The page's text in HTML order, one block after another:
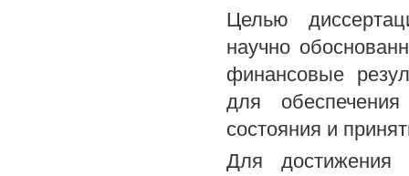
Целью
научно
финансовые
для
состояния и
Для достижения